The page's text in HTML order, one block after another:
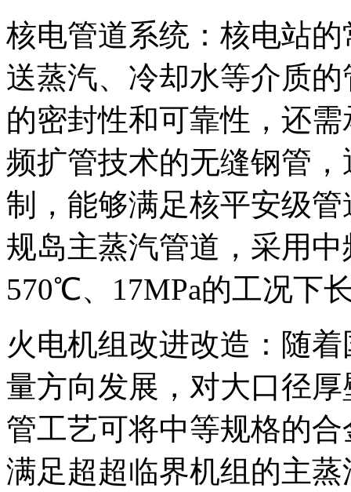
核电管道系统：核电站
送蒸汽、冷却水等介质
的密封性和可靠性，还
频扩管技术的无缝钢管
制，能够满足核平安级
规岛主蒸汽管道，采用
570℃、17MPa的工况下
火电机组改进改造：随
量方向发展，对大口径
管工艺可将中等规格的
满足超超临界机组的主